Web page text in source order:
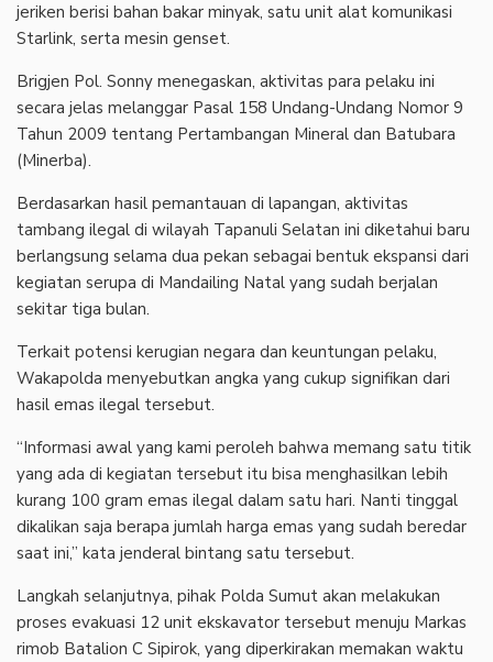
jeriken berisi bahan bakar minyak, satu unit alat komunikasi
Starlink, serta mesin genset.
Brigjen Pol. Sonny menegaskan, aktivitas para pelaku ini
secara jelas melanggar Pasal 158 Undang-Undang Nomor 9
Tahun 2009 tentang Pertambangan Mineral dan Batubara
(Minerba).
Berdasarkan hasil pemantauan di lapangan, aktivitas
tambang ilegal di wilayah Tapanuli Selatan ini diketahui baru
berlangsung selama dua pekan sebagai bentuk ekspansi dari
kegiatan serupa di Mandailing Natal yang sudah berjalan
sekitar tiga bulan.
Terkait potensi kerugian negara dan keuntungan pelaku,
Wakapolda menyebutkan angka yang cukup signifikan dari
hasil emas ilegal tersebut.
“Informasi awal yang kami peroleh bahwa memang satu titik
yang ada di kegiatan tersebut itu bisa menghasilkan lebih
kurang 100 gram emas ilegal dalam satu hari. Nanti tinggal
dikalikan saja berapa jumlah harga emas yang sudah beredar
saat ini,” kata jenderal bintang satu tersebut.
Langkah selanjutnya, pihak Polda Sumut akan melakukan
proses evakuasi 12 unit ekskavator tersebut menuju Markas
rimob Batalion C Sipirok, yang diperkirakan memakan waktu